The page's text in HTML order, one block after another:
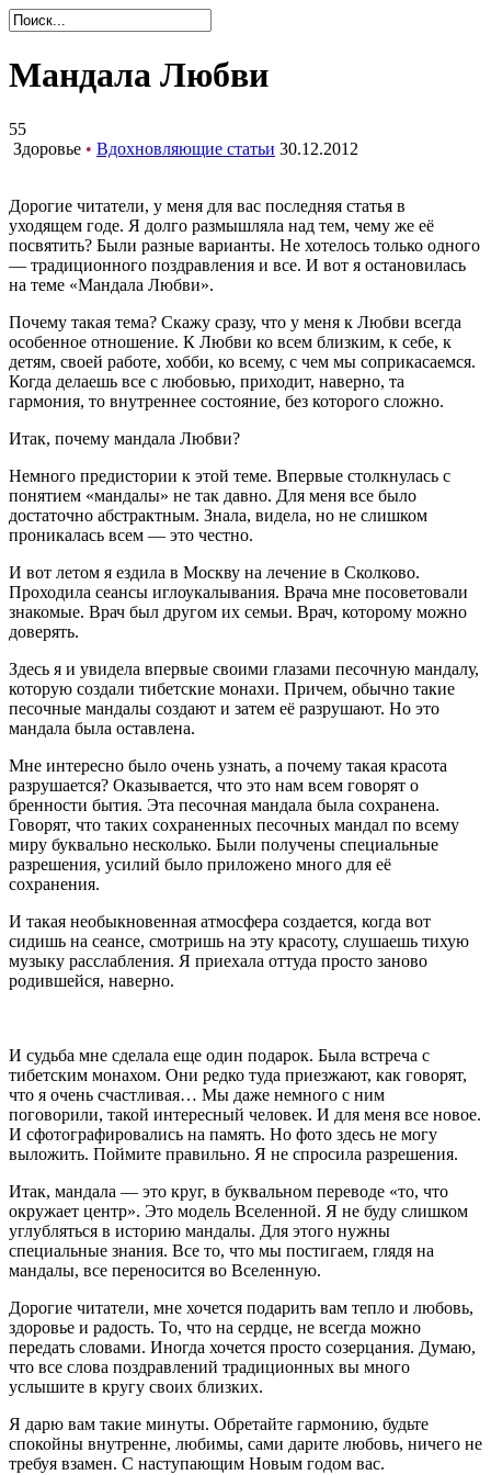
Мандала Любви
55
Здоровье • Вдохновляющие статьи 30.12.2012
Дорогие читатели, у меня для вас последняя статья в
уходящем годе. Я долго размышляла над тем, чему же её
посвятить? Были разные варианты. Не хотелось только одного
— традиционного поздравления и все. И вот я остановилась
на теме «Мандала Любви».
Почему такая тема? Скажу сразу, что у меня к Любви всегда
особенное отношение. К Любви ко всем близким, к себе, к
детям, своей работе, хобби, ко всему, с чем мы соприкасаемся.
Когда делаешь все с любовью, приходит, наверно, та
гармония, то внутреннее состояние, без которого сложно.
Итак, почему мандала Любви?
Немного предистории к этой теме. Впервые столкнулась с
понятием «мандалы» не так давно. Для меня все было
достаточно абстрактным. Знала, видела, но не слишком
проникалась всем — это честно.
И вот летом я ездила в Москву на лечение в Сколково.
Проходила сеансы иглоукалывания. Врача мне посоветовали
знакомые. Врач был другом их семьи. Врач, которому можно
доверять.
Здесь я и увидела впервые своими глазами песочную мандалу,
которую создали тибетские монахи. Причем, обычно такие
песочные мандалы создают и затем её разрушают. Но это
мандала была оставлена.
Мне интересно было очень узнать, а почему такая красота
разрушается? Оказывается, что это нам всем говорят о
бренности бытия. Эта песочная мандала была сохранена.
Говорят, что таких сохраненных песочных мандал по всему
миру буквально несколько. Были получены специальные
разрешения, усилий было приложено много для её
сохранения.
И такая необыкновенная атмосфера создается, когда вот
сидишь на сеансе, смотришь на эту красоту, слушаешь тихую
музыку расслабления. Я приехала оттуда просто заново
родившейся, наверно.
И судьба мне сделала еще один подарок. Была встреча с
тибетским монахом. Они редко туда приезжают, как говорят,
что я очень счастливая… Мы даже немного с ним
поговорили, такой интересный человек. И для меня все новое.
И сфотографировались на память. Но фото здесь не могу
выложить. Поймите правильно. Я не спросила разрешения.
Итак, мандала — это круг, в буквальном переводе «то, что
окружает центр». Это модель Вселенной. Я не буду слишком
углубляться в историю мандалы. Для этого нужны
специальные знания. Все то, что мы постигаем, глядя на
мандалы, все переносится во Вселенную.
Дорогие читатели, мне хочется подарить вам тепло и любовь,
здоровье и радость. То, что на сердце, не всегда можно
передать словами. Иногда хочется просто созерцания. Думаю,
что все слова поздравлений традиционных вы много
услышите в кругу своих близких.
Я дарю вам такие минуты. Обретайте гармонию, будьте
спокойны внутренне, любимы, сами дарите любовь, ничего не
требуя взамен. С наступающим Новым годом вас.